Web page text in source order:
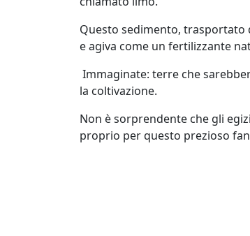
Questo sedimento, trasportato
e agiva come un fertilizzante
Immaginate: terre che
la coltivazione.
Non è sorprendente che gli
proprio per questo prezioso